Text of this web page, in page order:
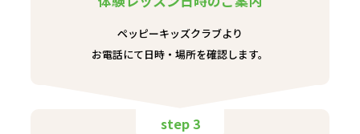
ペッピーキッズクラブより
お電話にて日時・場所を確認します。
step 3